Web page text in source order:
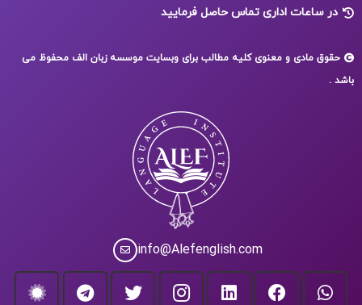
در ساعات اداری تماس حاصل فرمایید
حقوق مادی و معنوی کلیه مطالب برای وبسایت موسسه زبان الف محفوظ می
باشد .
info@Alefenglish.com